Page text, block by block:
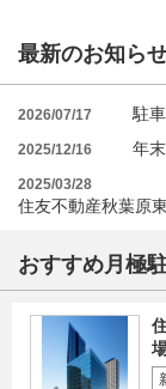
最新のお知ら
2026/07/17 駐
2025/12/16 年
2025/03/28
住友不動産秋葉原
おすすめ月極